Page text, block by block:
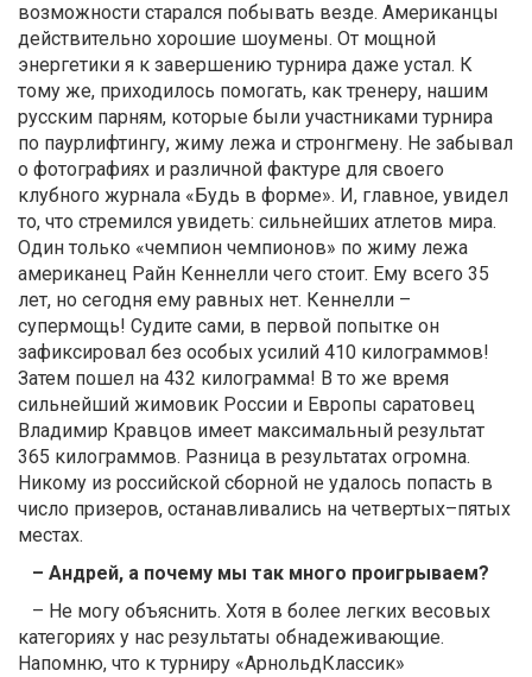
возможности старался побывать везде. Американцы
действительно хорошие шоумены. От мощной
энергетики я к завершению турнира даже устал. К
тому же, приходилось помогать, как тренеру, нашим
русским парням, которые были участниками турнира
по паурлифтингу, жиму лежа и стронгмену. Не забывал
о фотографиях и различной фактуре для своего
клубного журнала «Будь в форме». И, главное, увидел
то, что стремился увидеть: сильнейших атлетов мира.
Один только «чемпион чемпионов» по жиму лежа
американец Райн Кеннелли чего стоит. Ему всего 35
лет, но сегодня ему равных нет. Кеннелли –
супермощь! Судите сами, в первой попытке он
зафиксировал без особых усилий 410 килограммов!
Затем пошел на 432 килограмма! В то же время
сильнейший жимовик России и Европы саратовец
Владимир Кравцов имеет максимальный результат
365 килограммов. Разница в результатах огромна.
Никому из российской сборной не удалось попасть в
число призеров, останавливались на четвертых–пятых
местах.
– Андрей, а почему мы так много проигрываем?
– Не могу объяснить. Хотя в более легких весовых
категориях у нас результаты обнадеживающие.
Напомню, что к турниру «АрнольдКлассик»